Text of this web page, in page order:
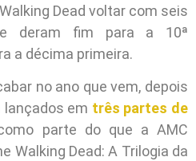
Dead voltar com seis
deram fim para a 10ª
a décima primeira.
no ano que vem, depois
em três partes de
parte do que a AMC
Walking Dead: A Trilogia da